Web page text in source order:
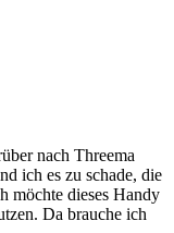
nach Threema
ich es zu schade, die
möchte dieses Handy
Da brauche ich